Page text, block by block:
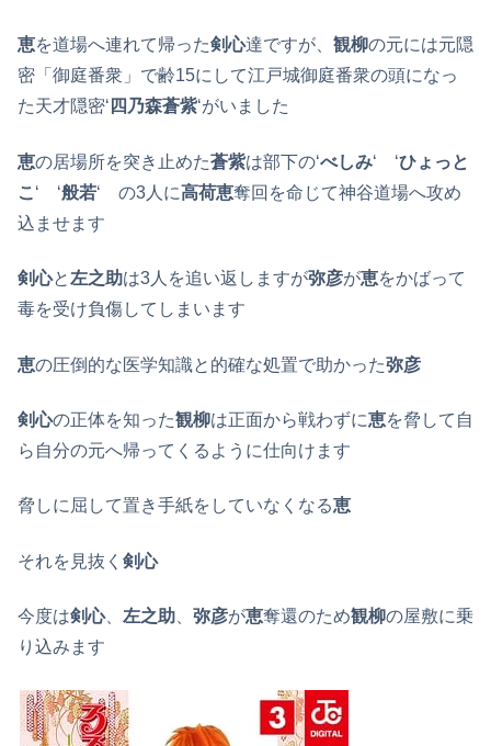
恵を道場へ連れて帰った剣心達ですが、 観柳の元には元隠
密「御庭番衆」で齢15にして江戸城御庭番衆の頭になっ
た天才隠密‘ 四乃森蒼紫‘がいました
恵の居場所を突き止めた蒼紫は部下の‘べしみ‘ ‘ひょっと
こ ‘ ‘般若‘ の3人に高荷恵奪回を命じて神谷道場へ攻め
込ませます
剣心と左之助は3人を追い返しますが弥彦が恵をかばって
毒を受け負傷してしまいます
恵の圧倒的な医学知識と的確な処置で助かった弥彦
剣心の正体を知った観柳は正面から戦わずに恵を脅して自
ら自分の元へ帰ってくるように仕向けます
脅しに屈して置き手紙をしていなくなる恵
それを見抜く 剣心
今度は剣心、 左之助 弥彦が恵奪還のため観柳の屋敷に乗
り込みます